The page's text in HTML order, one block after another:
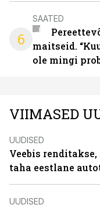
6
SAATED
maitseid.
ole mingi
VIIMASED
UUDISED
Veebis
taha eestlane
UUDISED